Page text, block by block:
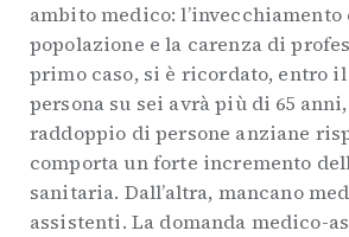
ambito medico: l’invecchiamento
popolazione e la carenza di
primo caso, si è ricordato, entro il
persona su sei avrà più di 65
raddoppio di persone anziane
comporta un forte incremento
sanitaria. Dall’altra, mancano
assistenti. La domanda medico-